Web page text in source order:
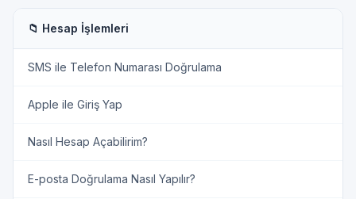
📁 Hesap İşlemleri
SMS ile Telefon Numarası Doğrulama
Apple ile Giriş Yap
Nasıl Hesap Açabilirim?
E-posta Doğrulama Nasıl Yapılır?